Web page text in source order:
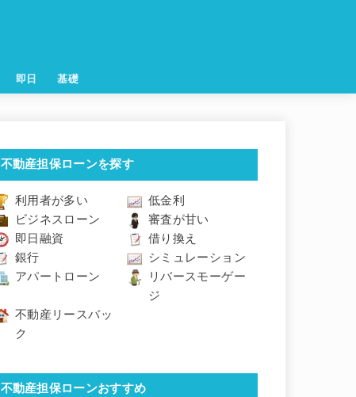
即日 基礎
不動産担保ローンを探す
利用者が多い
低金利
ビジネスローン
審査が甘い
即日融資
借り換え
銀行
シミュレーション
アパートローン
リバースモーゲー
ジ
不動産リースバッ
ク
不動産担保ローンおすすめ